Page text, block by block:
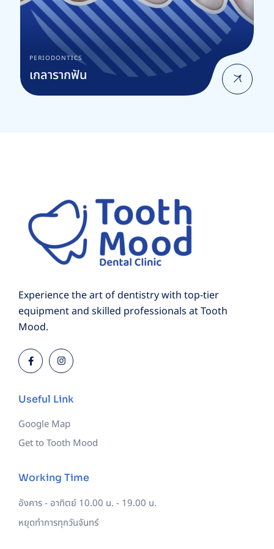
PERIODONTICS
เกลารากฟัน
Experience the art of dentistry with top-tier
equipment and skilled professionals at Tooth
Mood.
Useful Link
Google Map
Get to Tooth Mood
Working Time
อังคาร - อาทิตย์ 10.00 น. - 19.00 น.
หยุดทำการทุกวันจันทร์